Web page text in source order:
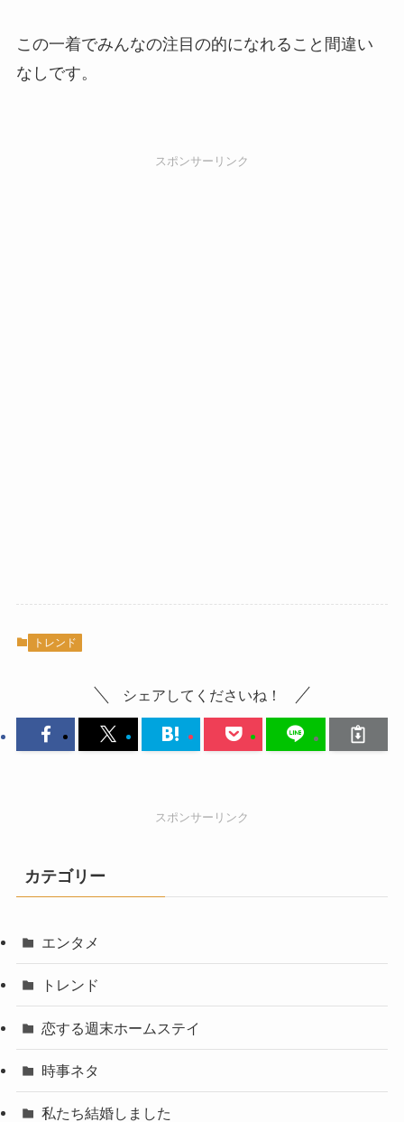
この一着でみんなの注目の的になれること間違い
なしです。
スポンサーリンク
トレンド
シェアしてくださいね！
スポンサーリンク
カテゴリー
エンタメ
トレンド
恋する週末ホームステイ
時事ネタ
私たち結婚しました